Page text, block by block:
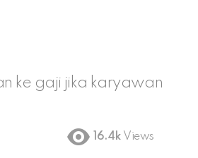
ke gaji jika karyawan
16.4k Views